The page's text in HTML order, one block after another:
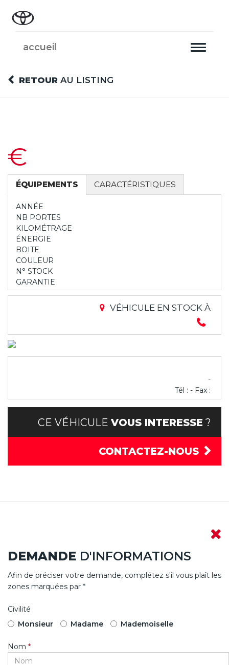
Toggle
accueil
RETOUR AU LISTING
€
ÉQUIPEMENTS CARACTÉRISTIQUES
ANNÉE
NB PORTES
KILOMÉTRAGE
ÉNERGIE
BOITE
COULEUR
N° STOCK
GARANTIE
VÉHICULE EN STOCK À
-
Tél : - Fax :
CE VÉHICULE VOUS INTERESSE ?
CONTACTEZ-NOUS
DEMANDE D'INFORMATIONS
Afin de préciser votre demande, complétez s'il vous plaît les
zones marquées par *
Civilité
Monsieur
Madame Mademoiselle
Nom *